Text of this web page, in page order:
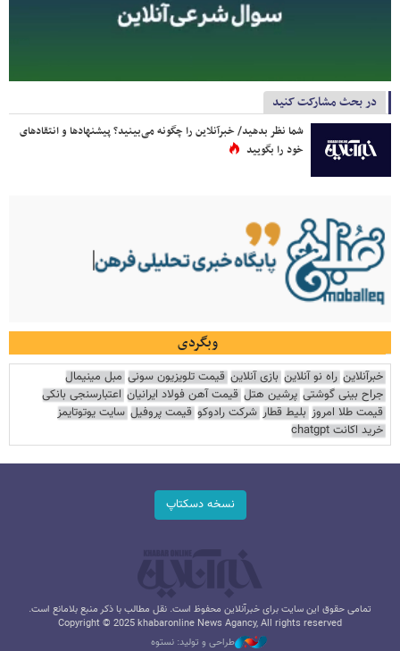
در بحث مشارکت کنید
شما نظر بدهید/ خبرآنلاین را چگونه می‌بینید؟ پیشنهادها و انتقادهای
خود را بگویید
وبگردی
خبرآنلاین راه نو آنلاین بازی آنلاین قیمت تلویزیون سونی مبل مینیمال
جراح بینی گوشتی پرشین هتل قیمت آهن فولاد ایرانیان اعتبارسنجی بانکی
قیمت طلا امروز بلیط قطار شرکت رادوکو قیمت پروفیل سایت یوتوتایمز
خرید اکانت chatgpt
نسخه دسکتاپ
تمامی حقوق این سایت برای خبرآنلاین محفوظ است. نقل مطالب با ذکر منبع بلامانع است.
Copyright © 2025 khabaronline News Agancy, All rights reserved
طراحی و تولید: نستوه